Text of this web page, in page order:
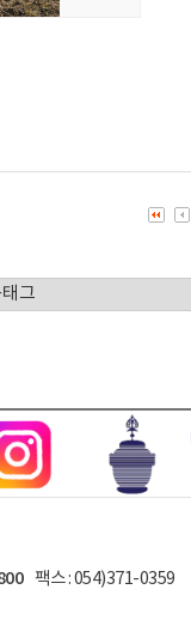
팩스 : 054)371-0359